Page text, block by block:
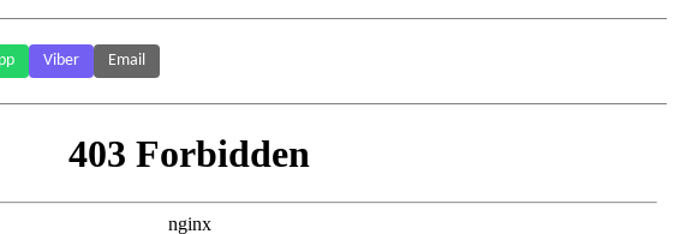
Viber Email